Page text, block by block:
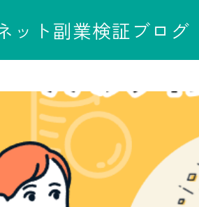
ット副業検証ブログ